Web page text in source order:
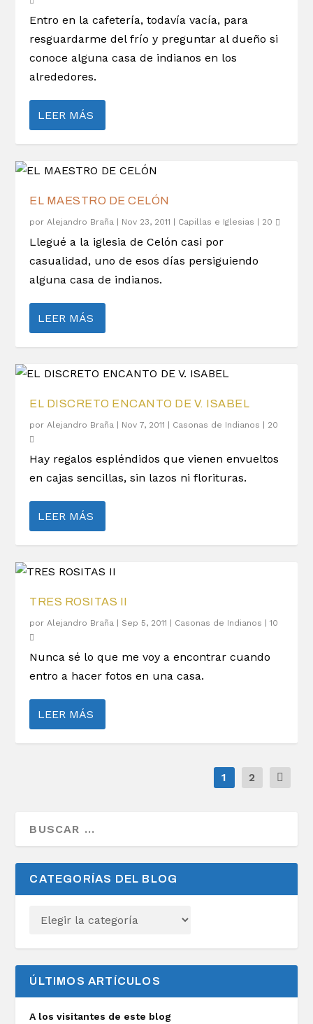
Entro en la cafetería, todavía vacía, para
resguardarme del frío y preguntar al dueño si
conoce alguna casa de indianos en los
alrededores.
LEER MÁS
EL MAESTRO DE CELÓN
porAlejandro Braña Nov 23, 2011 Capillas e Iglesias 20
Llegué a la iglesia de Celón casi por
casualidad, uno de esos días persiguiendo
alguna casa de indianos.
LEER MÁS
EL DISCRETO ENCANTO DE V. ISABEL
porAlejandro Braña Nov 7, 2011 Casonas de Indianos 20
Hay regalos espléndidos que vienen envueltos
en cajas sencillas, sin lazos ni florituras.
LEER MÁS
TRES ROSITAS II
porAlejandro Braña Sep 5, 2011 Casonas de Indianos |10
Nunca sé lo que me voy a encontrar cuando
entro a hacer fotos en una casa.
LEER MÁS
1 2
CATEGORÍAS DEL BLOG
ÚLTIMOS ARTÍCULOS
A los visitantes de este blog